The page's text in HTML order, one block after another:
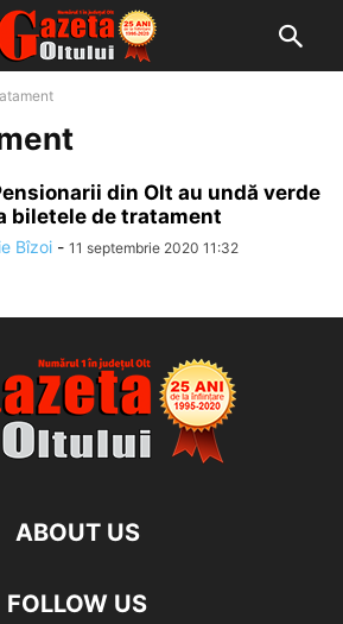
din Olt au undă verde
biletele de tratament
Bîzoi - 11 septembrie 2020 11:32
ABOUT US
FOLLOW US